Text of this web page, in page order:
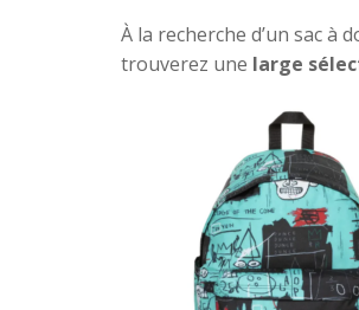
À la recherche d’un sac
trouverez une large